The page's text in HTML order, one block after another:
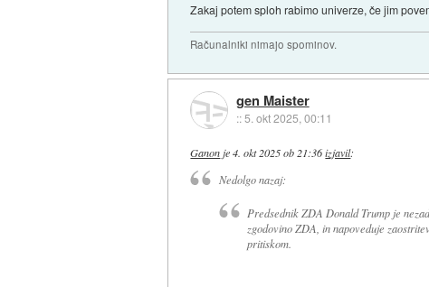
Zakaj potem sploh rabimo univerze, če jim
Računalniki nimajo spominov.
gen Maister
::5. okt 2025, 00:11
Ganon je4. okt 2025 ob 21:36 izjavil:
Nedolgo nazaj:
Predsednik ZDA Donald Trump je
zgodovino ZDA, in napoveduje
pritiskom.